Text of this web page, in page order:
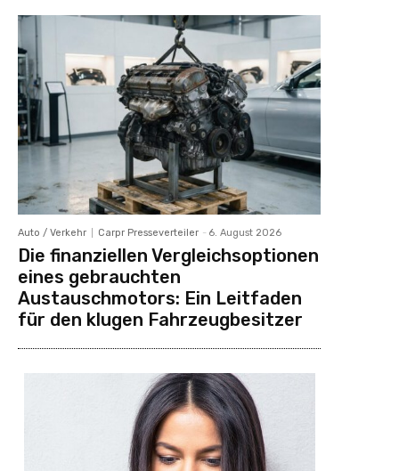
Auto / Verkehr Carpr Presseverteiler - 6. August 2026
Die finanziellen Vergleichsoptionen
eines gebrauchten
Austauschmotors: Ein Leitfaden
für den klugen Fahrzeugbesitzer